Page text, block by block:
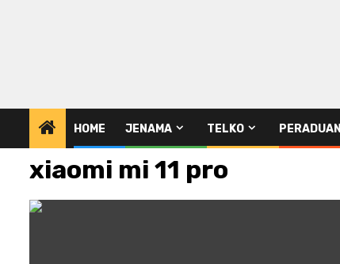
HOME JENAMA TELKO PERADUAN
xiaomi mi 11 pro